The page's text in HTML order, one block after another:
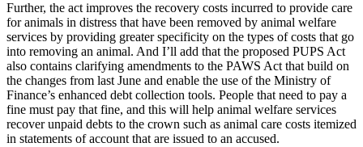
Further, the act improves the recovery costs incurred to provide care
for animals in distress that have been removed by animal welfare
services by providing greater specificity on the types of costs that go
into removing an animal. And I’ll add that the proposed PUPS Act
also contains clarifying amendments to the PAWS Act that build on
the changes from last June and enable the use of the Ministry of
Finance’s enhanced debt collection tools. People that need to pay a
fine must pay that fine, and this will help animal welfare services
recover unpaid debts to the crown such as animal care costs itemized
in statements of account that are issued to an accused.